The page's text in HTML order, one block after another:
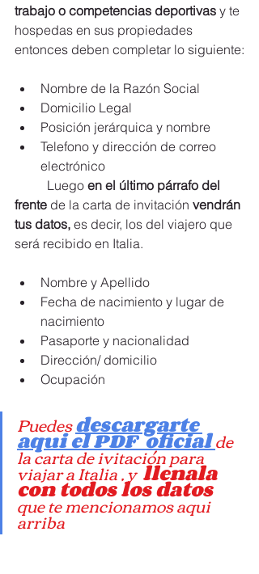
trabajo o competencias deportivas y te
hospedas en sus propiedades
entonces deben completar lo siguiente:
Nombre de la Razón Social
Domicilio Legal
Posición jerárquica y nombre
Telefono y dirección de correo
	Luego
en el último párrafo del
frente de la carta de invitación vendrán
tus datos, es decir, los del viajero que
será recibido en Italia.
Nombre y Apellido
Fecha de nacimiento y lugar de
nacimiento
Pasaporte y nacionalidad
Dirección/ domicilio
Ocupación
Puedes descargarte
aqui el PDF  oficial de
la carta de ivitación para
viajar a Italia , y llenala
con todos los datos
que te mencionamos aqui
arriba